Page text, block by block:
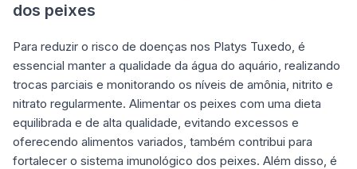
dos peixes
Para reduzir o risco de doenças nos Platys Tuxedo, é
essencial manter a qualidade da água do aquário, realizando
trocas parciais e monitorando os níveis de amônia, nitrito e
nitrato regularmente. Alimentar os peixes com uma dieta
equilibrada e de alta qualidade, evitando excessos e
oferecendo alimentos variados, também contribui para
fortalecer o sistema imunológico dos peixes. Além disso, é